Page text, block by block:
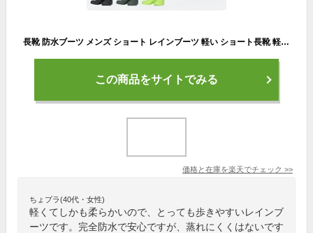
長靴 防水ブーツ メンズ ショート レインブーツ 軽い ショート長靴 軽量 雨の日 梅雨 靴 メンズ長靴 ウィンターブーツ スノーブーツ 防水靴 完全防水 男性用 農作業 アウトドア ガーデニング 通勤 通学 雪国 疲れにくい 履きやすい 黒 ブラック 蛍光 6435 エアーラバーブーツ
この商品をサイトでみる
価格と在庫を楽天でチェック >>
ちょプラ(40代・女性)
軽くてしかも柔らかいので、とっても歩きやすいレインブ
ーツです。完全防水で安心ですが、蒸れにくくはないです